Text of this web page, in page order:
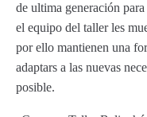
de ultima generación
el equipo del taller les
por ello mantienen una
adaptars a las nuevas
posible.